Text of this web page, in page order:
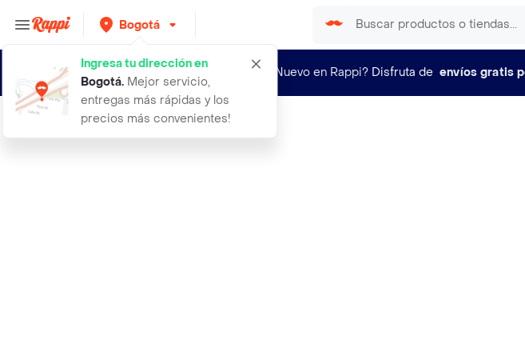
Bogotá
Ingresa tu dirección en
Bogotá. Mejor servicio,
entregas más rápidas y los
precios más convenientes!
¿Nuevo en Rappi? Disfruta de envíos gratis
20 anos de estrenos de cine en el p